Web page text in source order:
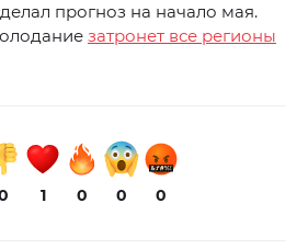
прогноз на начало мая.
затронет все регионы
1 0 0 0